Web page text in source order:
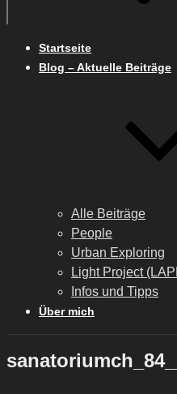
Startseite
Blog – Aktuelle Beiträge
Alle Beiträge
People
Urban Exploring
Light Project
Infos und Tipps
Über mich